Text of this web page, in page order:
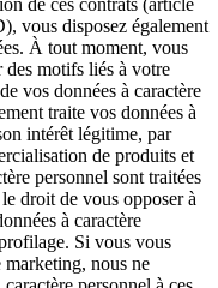
de ces contrats (article
vous disposez également
À tout moment, vous
des motifs liés à votre
vos données à caractère
traite vos données à
intérêt légitime, par
de produits et
personnel sont traitées
droit de vous opposer à
à caractère
Si vous vous
marketing, nous ne